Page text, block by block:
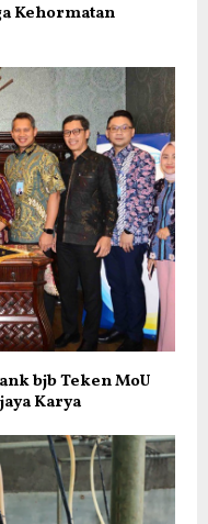
Kehormatan
bjb Teken MoU
Karya